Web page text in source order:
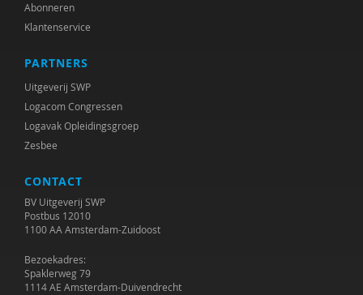
Abonneren
Klantenservice
PARTNERS
Uitgeverij SWP
Logacom Congressen
Logavak Opleidingsgroep
Zesbee
CONTACT
BV Uitgeverij SWP
Postbus 12010
1100 AA Amsterdam-Zuidoost
Bezoekadres:
Spaklerweg 79
1114 AE Amsterdam-Duivendrecht